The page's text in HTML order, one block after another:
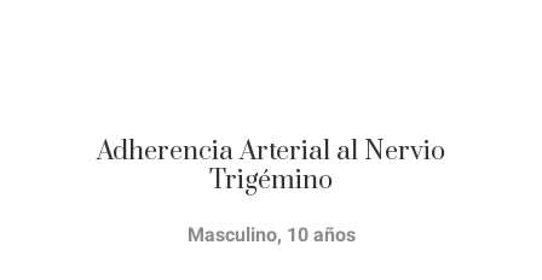
Adherencia Arterial al Nervio
Trigémino
Masculino, 10 años